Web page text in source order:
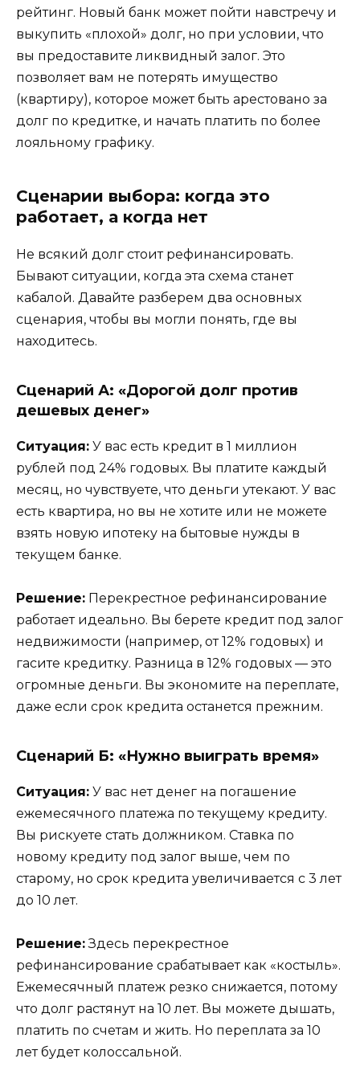
рейтинг. Новый банк может пойти навстречу и
выкупить «плохой» долг, но при условии, что
вы предоставите ликвидный залог. Это
позволяет вам не потерять имущество
(квартиру), которое может быть арестовано за
долг по кредитке, и начать платить по более
лояльному графику.
Сценарии выбора: когда это
работает, а когда нет
Не всякий долг стоит рефинансировать.
Бывают ситуации, когда эта схема станет
кабалой. Давайте разберем два основных
сценария, чтобы вы могли понять, где вы
находитесь.
Сценарий А: «Дорогой долг против
дешевых денег»
Ситуация: У вас есть кредит в 1 миллион
рублей под 24% годовых. Вы платите каждый
месяц, но чувствуете, что деньги утекают. У вас
есть квартира, но вы не хотите или не можете
взять новую ипотеку на бытовые нужды в
текущем банке.
Решение: Перекрестное рефинансирование
работает идеально. Вы берете кредит под залог
недвижимости (например, от 12% годовых) и
гасите кредитку. Разница в 12% годовых — это
огромные деньги. Вы экономите на переплате,
даже если срок кредита останется прежним.
Сценарий Б: «Нужно выиграть время»
Ситуация: У вас нет денег на погашение
ежемесячного платежа по текущему кредиту.
Вы рискуете стать должником. Ставка по
новому кредиту под залог выше, чем по
старому, но срок кредита увеличивается с 3 лет
до 10 лет.
Решение:Здесь перекрестное
рефинансирование срабатывает как «костыль».
Ежемесячный платеж резко снижается, потому
что долг растянут на 10 лет. Вы можете дышать,
платить по счетам и жить. Но переплата за 10
лет будет колоссальной.